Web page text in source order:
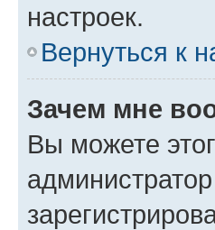
настроек.
Вернуться к
Зачем мне
Вы можете